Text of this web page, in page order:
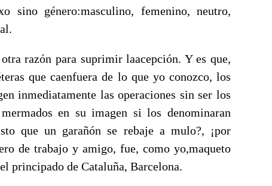
sino género:masculino, femenino, neutro,
razón para suprimir laacepción. Y es que,
que caenfuera de lo que yo conozco, los
inmediatamente las operaciones sin ser los
en su imagen si los denominaran
que un garañón se rebaje a mulo?, ¡por
de trabajo y amigo, fue, como yo,maqueto
principado de Cataluña, Barcelona.